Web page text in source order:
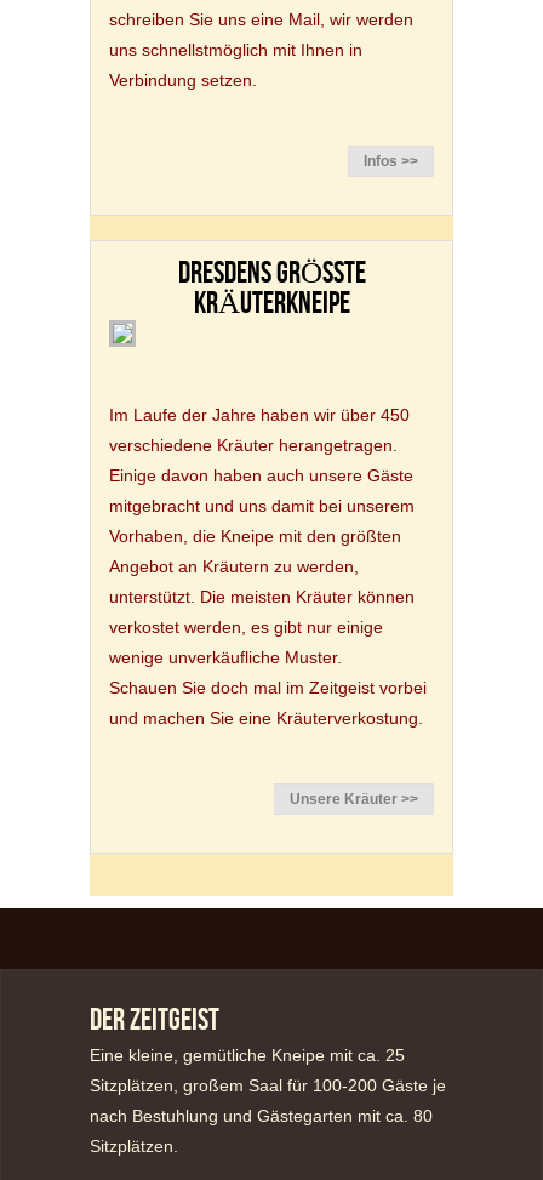
schreiben Sie uns eine Mail, wir werden
uns schnellstmöglich mit Ihnen in
Verbindung setzen.
Infos >>
DRESDENS GRÖSSTE K
RÄUTERKNEIPE
Im Laufe der Jahre haben wir über 450
verschiedene Kräuter herangetragen.
Einige davon haben auch unsere Gäste
mitgebracht und uns damit bei unserem
Vorhaben, die Kneipe mit den größten
Angebot an Kräutern zu werden,
unterstützt. Die meisten Kräuter können
verkostet werden, es gibt nur einige
wenige unverkäufliche Muster.
Schauen Sie doch mal im Zeitgeist vorbei
und machen Sie eine Kräuterverkostung.
Unsere Kräuter >>
DER ZEITGEIST
Eine kleine, gemütliche Kneipe mit ca. 25
Sitzplätzen, großem Saal für 100-200 Gäste je
nach Bestuhlung und Gästegarten mit ca. 80
Sitzplätzen.